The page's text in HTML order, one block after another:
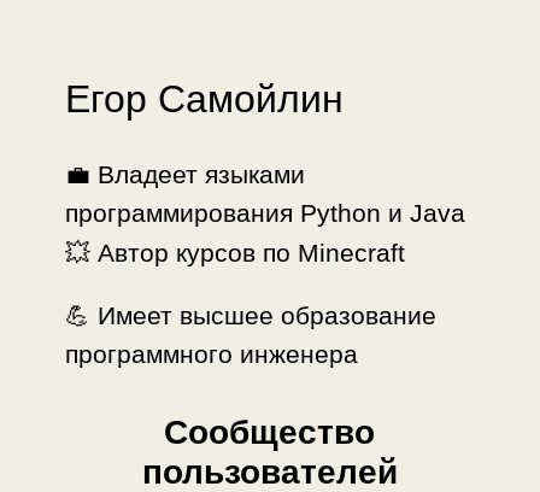
Сообщество
пользователей
платформы
Ребята посещают дополнительные
лекции с экспертами, проводят свои
мероприятия, находят
единомышленников с других курсов и
сообществу вечный и бесплатный.